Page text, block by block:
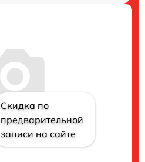
Скидка по
предварительной
записи на сайте